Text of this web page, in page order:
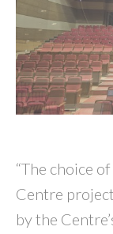
“The choice
Centre
by the